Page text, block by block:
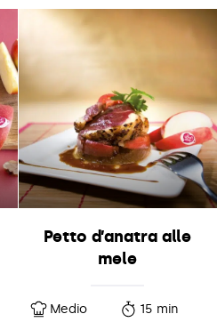
Petto d’anatra alle
mele
Medio
15 min